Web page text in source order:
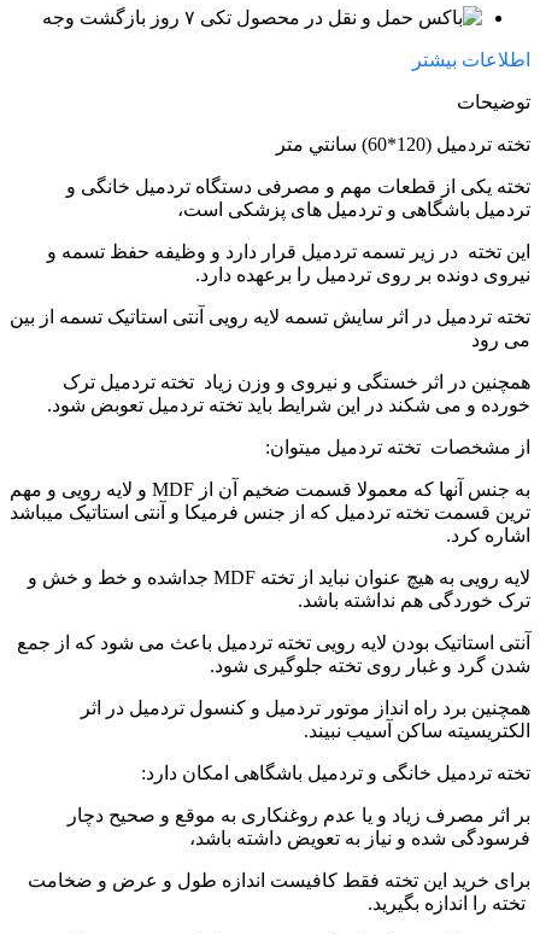
۷ روز بازگشت وجه
اطلاعات بیشتر
توضیحات
تخته تردمیل (120*60) سانتي متر
تخته یکی از قطعات مهم و مصرفی دستگاه تردمیل خانگی و
تردمیل باشگاهی و تردمیل های پزشکی است،
این تخته در زیر تسمه تردمیل قرار دارد و وظیفه حفظ تسمه و
نیروی دونده بر روی تردمیل را برعهده دارد.
تخته تردمیل در اثر سایش تسمه لایه رویی آنتی استاتیک تسمه از بین
می رود
همچنین در اثر خستگی و نیروی و وزن زیاد تخته تردمیل ترک
خورده و می شکند در این شرایط باید تخته تردمیل تعوبض شود.
از مشخصات تخته تردمیل میتوان:
به جنس آنها که معمولا قسمت ضخیم آن از MDF و لایه رویی و مهم
ترین قسمت تخته تردمیل که از جنس فرمیکا و آنتی استاتیک میباشد
اشاره کرد.
لایه رویی به هیچ عنوان نباید از تخته MDF جداشده و خط و خش و
ترک خوردگی هم نداشته باشد.
آنتی استاتیک بودن لایه رویی تخته تردمیل باعث می شود که از جمع
شدن گرد و غبار روی تخته جلوگیری شود.
همچنین برد راه انداز موتور تردمیل و کنسول تردمیل در اثر
الکتریسیته ساکن آسیب نبیند.
تخته تردمیل خانگی و تردمیل باشگاهی امکان دارد:
بر اثر مصرف زیاد و یا عدم روغنکاری به موقع و صحیح دچار
فرسودگی شده و نیاز به تعویض داشته باشد،
برای خرید این تخته فقط کافیست اندازه طول و عرض و ضخامت
تخته را اندازه بگیرید.